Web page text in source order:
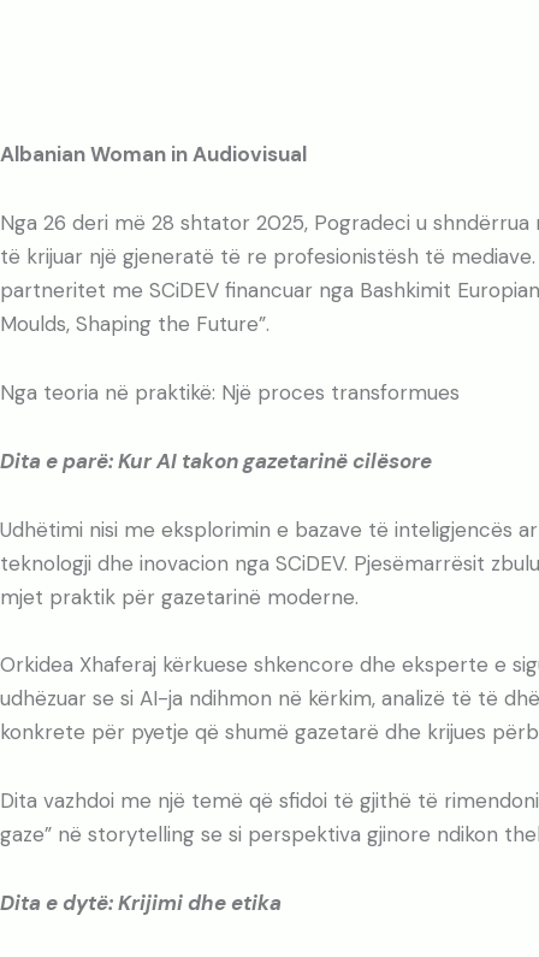
Albanian Woman in Audiovisual
Nga 26 deri më 28 shtator 2025, Pogradeci u
të krijuar një gjeneratë të re profesionistësh të
partneritet me SCiDEV financuar nga Bashkimit
Moulds, Shaping the Future”.
Nga teoria në praktikë: Një proces transformues
Dita e parë: Kur AI takon gazetarinë cilësore
Udhëtimi nisi me eksplorimin e bazave të inteligjencës
teknologji dhe inovacion nga SCiDEV. Pjesëmarrësit
mjet praktik për gazetarinë moderne.
Orkidea Xhaferaj kërkuese shkencore dhe eksperte e
udhëzuar se si AI-ja ndihmon në kërkim, analizë të të
konkrete për pyetje që shumë gazetarë dhe krijues
Dita vazhdoi me një temë që sfidoi të gjithë të
gaze” në storytelling se si perspektiva gjinore ndikon
Dita e dytë: Krijimi dhe etika